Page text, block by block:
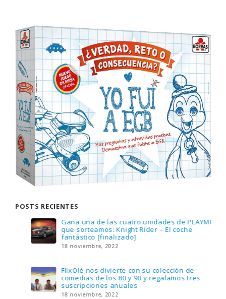
POSTS RECIENTES
Gana una de las cuatro unidades de PLAYMOBIL
que sorteamos: Knight Rider – El coche
fantástico [finalizado]
18 noviembre, 2022
FlixOlé nos divierte con su colección de
comedias de los 80 y 90 y regalamos tres
suscripciones anuales
18 noviembre, 2022